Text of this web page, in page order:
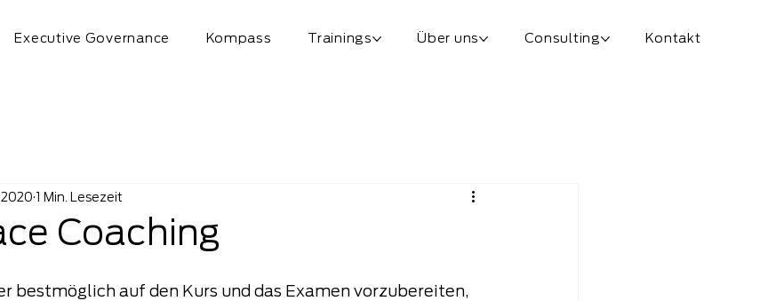
Executive Governance Kompass Trainings Über uns Consulting Kontakt
Coaching
2020 1 Min. Lesezeit
bestmöglich auf den Kurs und das Examen vorzubereiten,